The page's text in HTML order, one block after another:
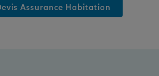
Assurance Habitation